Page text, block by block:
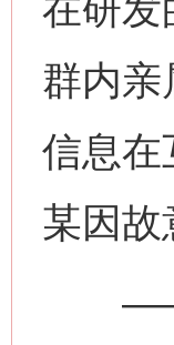
在研发
群内亲
信息在
某因故
——消